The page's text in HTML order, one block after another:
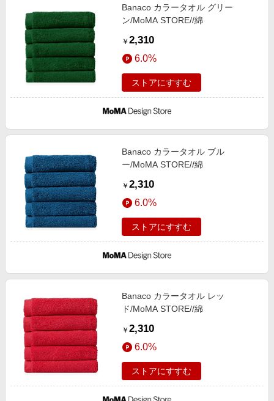
Banaco カラータオル グリー
ン/MoMA STORE//綿
￥ 2,310
6.0%
ストアにすすむ
Banaco カラータオル ブル
ー/MoMA STORE//綿
￥ 2,310
6.0%
ストアにすすむ
Banaco カラータオル レッ
ド/MoMA STORE//綿
￥ 2,310
6.0%
ストアにすすむ